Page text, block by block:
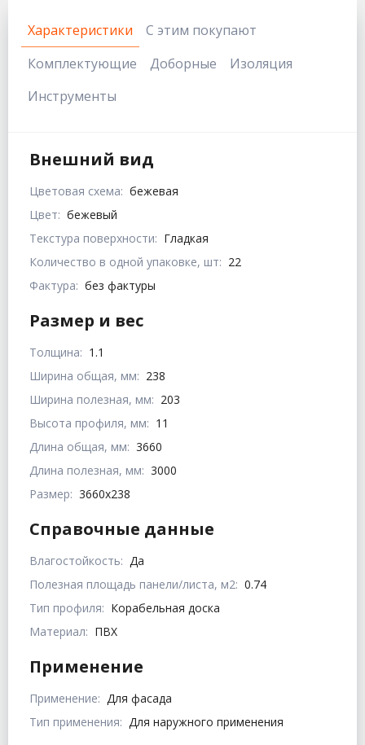
Характеристики
С этим покупают
Комплектующие
Доборные
Изоляция
Инструменты
Внешний вид
Цветовая схема: бежевая
Цвет: бежевый
Текстура поверхности: Гладкая
Количество в одной упаковке, шт: 22
Фактура: без фактуры
Размер и вес
Толщина: 1.1
Ширина общая, мм: 238
Ширина полезная, мм: 203
Высота профиля, мм: 11
Длина общая, мм: 3660
Длина полезная, мм: 3000
Размер: 3660х238
Справочные данные
Влагостойкость: Да
Полезная площадь панели/листа, м2: 0.74
Тип профиля: Корабельная доска
Материал: ПВХ
Применение
Применение: Для фасада
Тип применения: Для наружного применения